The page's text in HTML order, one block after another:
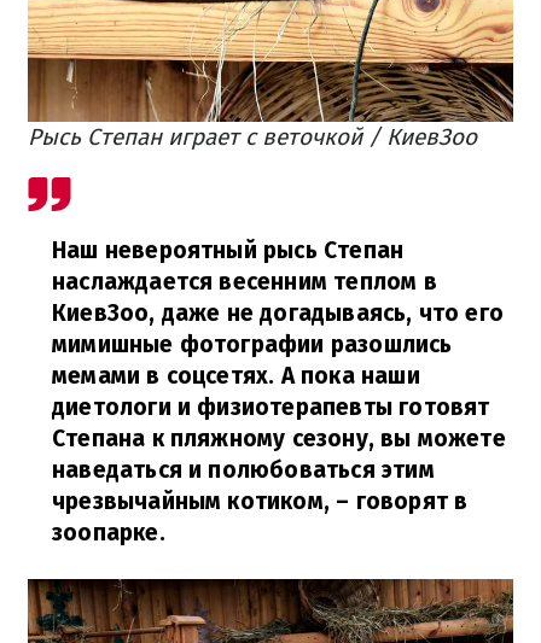
Рысь Степан играет с веточкой / КиевЗоо
Наш невероятный рысь Степан
наслаждается весенним теплом в
КиевЗоо, даже не догадываясь, что его
мимишные фотографии разошлись
мемами в соцсетях. А пока наши
диетологи и физиотерапевты готовят
Степана к пляжному сезону, вы можете
наведаться и полюбоваться этим
чрезвычайным котиком, – говорят в
зоопарке.